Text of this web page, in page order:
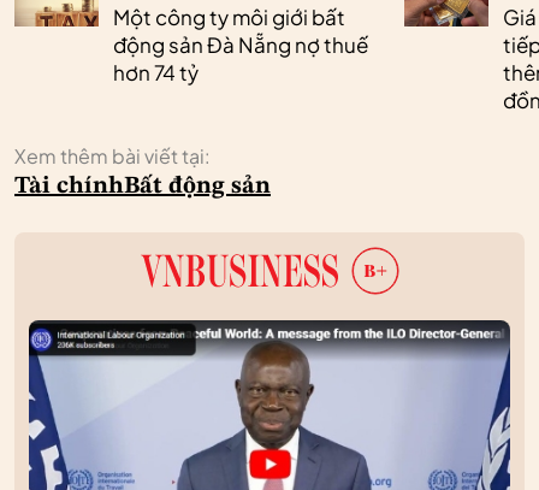
Một công ty môi giới bất
động sản Đà Nẵng nợ thuế
hơn 74 tỷ
Xem thêm bài viết tại:
Tài chínhBất động sản